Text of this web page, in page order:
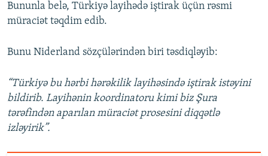
Bununla belə, Türkiyə layihədə iştirak üçün rəsmi
müraciət təqdim edib.
Bunu Niderland sözçülərindən biri təsdiqləyib:
“Türkiyə bu hərbi hərəkilik layihəsində iştirak istəyini
bildirib. Layihənin koordinatoru kimi biz Şura
tərəfindən aparılan müraciət prosesini diqqətlə
izləyirik”.